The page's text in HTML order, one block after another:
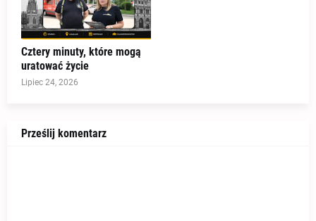
Cztery minuty, które mogą
uratować życie
Lipiec 24, 2026
Prześlij komentarz